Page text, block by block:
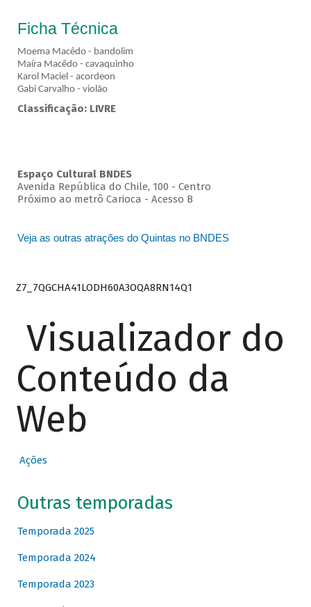
Ficha Técnica
Moema Macêdo - bandolim
Maíra Macêdo - cavaquinho
Karol Maciel - acordeon
Gabi Carvalho - violão
Classificação: LIVRE
Espaço Cultural BNDES
Avenida República do Chile, 100 - Centro
Próximo ao metrô Carioca - Acesso B
Veja as outras atrações do Quintas no BNDES
Z7_7QGCHA41LODH60A3OQA8RN14Q1
Visualizador do
Conteúdo da
Web
Ações
Outras temporadas
Temporada 2025
Temporada 2024
Temporada 2023